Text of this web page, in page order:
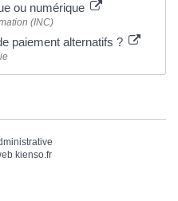
ou numérique
(INC)
paiement alternatifs ?
kienso.fr